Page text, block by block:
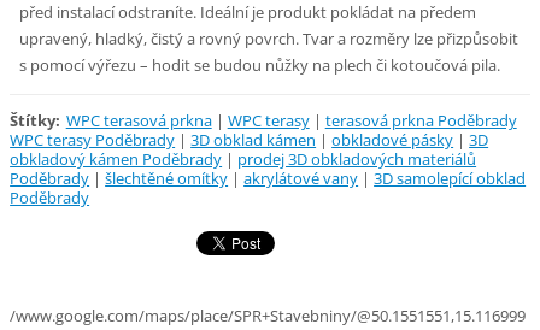
před instalací odstraníte. Ideální je produkt pokládat na předem
upravený, hladký, čistý a rovný povrch. Tvar a rozměry lze přizpůsobit
s pomocí výřezu – hodit se budou nůžky na plech či kotoučová pila.
Štítky: WPC terasová prkna | WPC terasy | terasová prkna Poděbrady
WPC terasy Poděbrady | 3D obklad kámen | obkladové pásky | 3D
obkladový kámen Poděbrady | prodej 3D obkladových materiálů
Poděbrady | šlechtěné omítky | akrylátové vany | 3D samolepící obklad
Poděbrady
/www.google.com/maps/place/SPR+Stavebniny/@50.1551551,15.116999